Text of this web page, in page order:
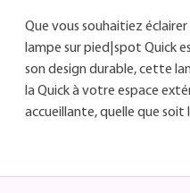
Que vous souhaitiez
lampe sur pied|spot Quick
son design durable, cette
la Quick à votre espace
accueillante, quelle que soit